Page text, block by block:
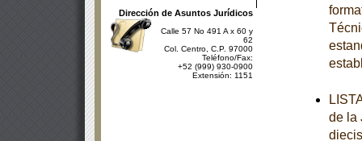
Dirección de Asuntos Jurídicos
Calle 57 No 491 A x 60 y
62
Col. Centro, C.P. 97000
Teléfono/Fax:
+52 (999) 930-0900
Extensión: 1151
de la